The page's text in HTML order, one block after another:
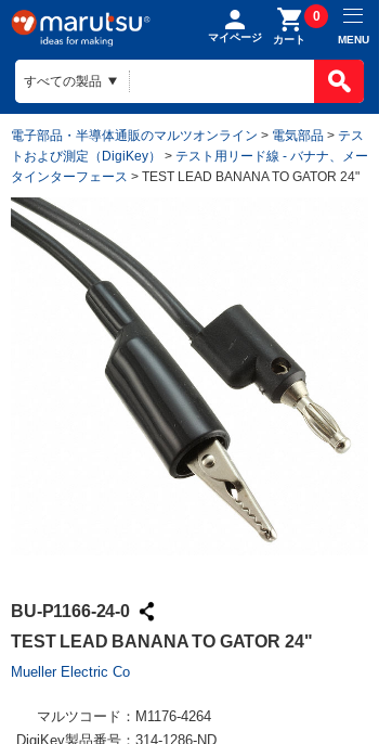
マイページ カート
0
MENU
電子部品・半導体通販のマルツオンライン > 電気部品 > テス
トおよび測定（DigiKey）
> テスト用リード線 - バナナ、メー
タインターフェース > TEST LEAD BANANA TO GATOR 24"
BU-P1166-24-0
TEST LEAD BANANA TO GATOR 24"
Mueller Electric Co
マルツコード： M1176-4264
DigiKey製品番号： 314-1286-ND